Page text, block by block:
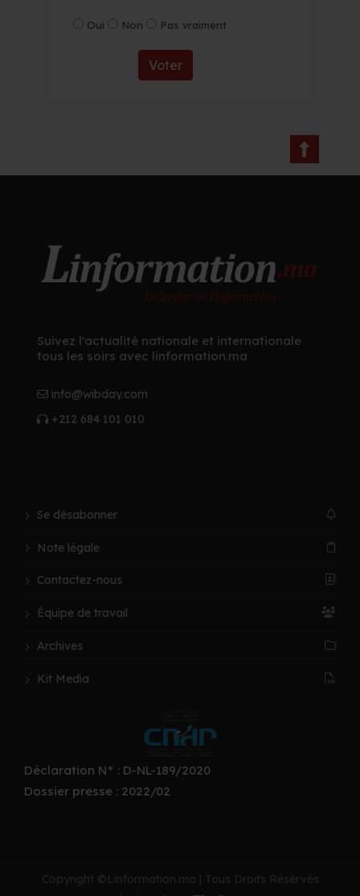
Oui Non Pas vraiment
Voter
Suivez l'actualité nationale et internationale
tous les soirs avec linformation.ma
info@wibday.com
+212 684 101 010
Se désabonner
Note légale
Contactez-nous
Équipe de travail
Archives
Kit Media
Déclaration N° : D-NL-189/2020
Dossier presse : 2022/02
Copyright ©Linformation.ma | Tous Droits Résérvés